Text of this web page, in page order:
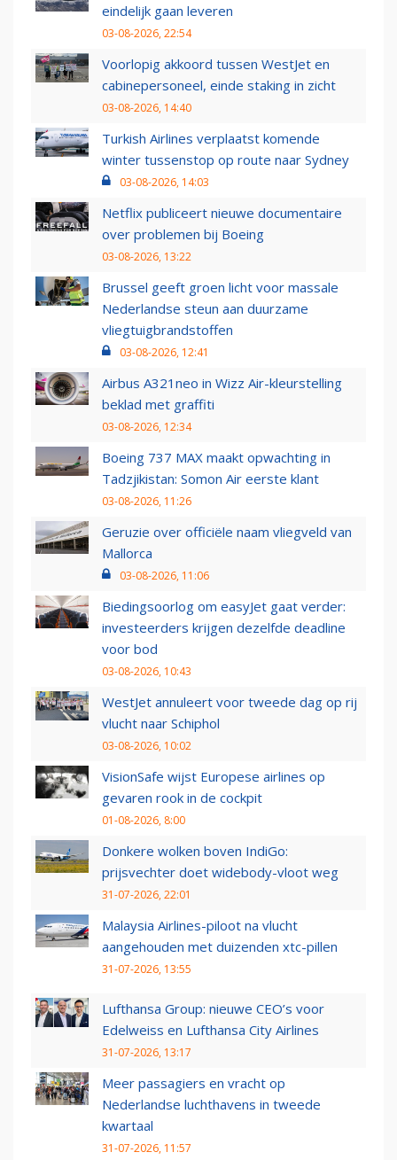
eindelijk gaan leveren
03-08-2026, 22:54
Voorlopig akkoord tussen WestJet en
cabinepersoneel, einde staking in zicht
03-08-2026, 14:40
Turkish Airlines verplaatst komende
winter tussenstop op route naar Sydney
03-08-2026, 14:03
Netflix publiceert nieuwe documentaire
over problemen bij Boeing
03-08-2026, 13:22
Brussel geeft groen licht voor massale
Nederlandse steun aan duurzame
vliegtuigbrandstoffen
03-08-2026, 12:41
Airbus A321neo in Wizz Air-kleurstelling
beklad met graffiti
03-08-2026, 12:34
Boeing 737 MAX maakt opwachting in
Tadzjikistan: Somon Air eerste klant
03-08-2026, 11:26
Geruzie over officiële naam vliegveld van
Mallorca
03-08-2026, 11:06
Biedingsoorlog om easyJet gaat verder:
investeerders krijgen dezelfde deadline
voor bod
03-08-2026, 10:43
WestJet annuleert voor tweede dag op rij
vlucht naar Schiphol
03-08-2026, 10:02
VisionSafe wijst Europese airlines op
gevaren rook in de cockpit
01-08-2026, 8:00
Donkere wolken boven IndiGo:
prijsvechter doet widebody-vloot weg
31-07-2026, 22:01
Malaysia Airlines-piloot na vlucht
aangehouden met duizenden xtc-pillen
31-07-2026, 13:55
Lufthansa Group: nieuwe CEO’s voor
Edelweiss en Lufthansa City Airlines
31-07-2026, 13:17
Meer passagiers en vracht op
Nederlandse luchthavens in tweede
kwartaal
31-07-2026, 11:57